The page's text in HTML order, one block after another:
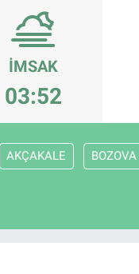
İMSAK
03:52
AKÇAKALE BOZOVA